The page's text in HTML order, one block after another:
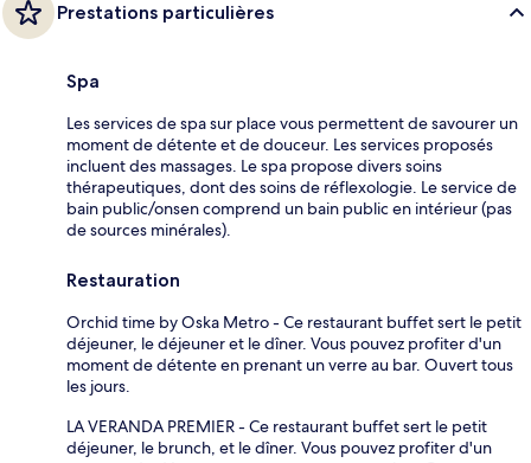
Prestations particulières
Spa
Les services de spa sur place vous permettent de savourer un
moment de détente et de douceur. Les services proposés
incluent des massages. Le spa propose divers soins
thérapeutiques, dont des soins de réflexologie. Le service de
bain public/onsen comprend un bain public en intérieur (pas
de sources minérales).
Restauration
Orchid time by Oska Metro - Ce restaurant buffet sert le petit
déjeuner, le déjeuner et le dîner. Vous pouvez profiter d'un
moment de détente en prenant un verre au bar. Ouvert tous
les jours.
LA VERANDA PREMIER - Ce restaurant buffet sert le petit
déjeuner, le brunch, et le dîner. Vous pouvez profiter d'un